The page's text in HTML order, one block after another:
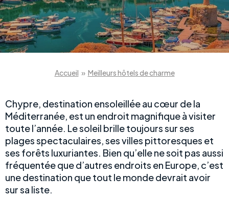
Accueil » Meilleurs hôtels de charme
Chypre, destination ensoleillée au cœur de la
Méditerranée, est un endroit magnifique à visiter
toute l’année. Le soleil brille toujours sur ses
plages spectaculaires, ses villes pittoresques et
ses forêts luxuriantes. Bien qu’elle ne soit pas aussi
fréquentée que d’autres endroits en Europe, c’est
une destination que tout le monde devrait avoir
sur sa liste.